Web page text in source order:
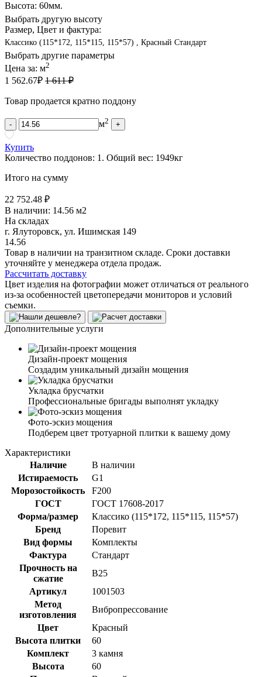
Высота: 60мм.
Выбрать другую высоту
Размер, Цвет и фактура:
Классико (115*172, 115*115, 115*57) , Красный Стандарт
Выбрать другие параметры
Цена за: м2
1 562.67₽ 1 611 ₽
Товар продается кратно поддону
- м2 +
Купить
Количество поддонов: 1 . Общий вес: 1949кг
Итого на сумму
22 752.48 ₽
В наличии: 14.56 м2
На складах
г. Ялуторовск, ул. Ишимская 149
14.56
Товар в наличии на транзитном складе. Сроки доставки
уточняйте у менеджера отдела продаж.
Рассчитать доставку
Цвет изделия на фотографии может отличаться от реального
из-за особенностей цветопередачи мониторов и условий
съемки.
Дополнительные услуги
Дизайн-проект мощения
Создадим уникальный дизайн мощения
Укладка брусчатки
Профессиональные бригады выполнят укладку
Фото-эскиз мощения
Подберем цвет тротуарной плитки к вашему дому
Характеристики
Наличие
В наличии
Истираемость
G1
Морозостойкость
F200
ГОСТ
ГОСТ 17608-2017
Форма/размер
Классико (115*172, 115*115, 115*57)
Бренд
Поревит
Вид формы
Комплекты
Фактура
Стандарт
Прочность на
сжатие
B25
Артикул
1001503
Метод
изготовления
Вибропрессование
Цвет
Красный
Высота плитки
60
Комплект
3 камня
Высота
60